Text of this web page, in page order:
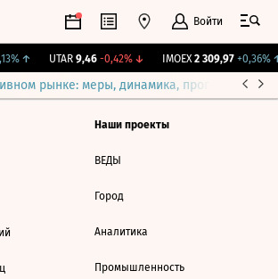
Войти
↑ UTAR 9,46 -0,42%↓ IMOEX 2 309,97 +0,36%↑
рынке: меры, динамика, прогнозы
Наши проекты
ВЕДЫ
Город
Аналитика
Промышленность